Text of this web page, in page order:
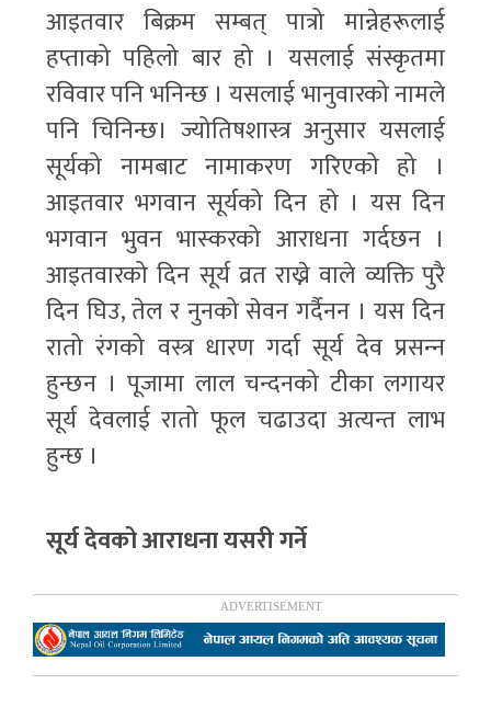
आइतवार बिक्रम सम्बत् पात्रो मान्नेहरूलाई
हप्ताको पहिलो बार हो । यसलाई संस्कृतमा
रविवार पनि भनिन्छ । यसलाई भानुवारको नामले
पनि चिनिन्छ। ज्योतिषशास्त्र अनुसार यसलाई
सूर्यको नामबाट नामाकरण गरिएको हो ।
आइतवार भगवान सूर्यको दिन हो । यस दिन
भगवान भुवन भास्‍करको आराधना गर्दछन ।
आइतवारको दिन सूर्य व्रत राख्ने वाले व्यक्ति पुरै
दिन घिउ, तेल र नुनको सेवन गर्दैनन । यस दिन
रातो रंगको वस्त्र धारण गर्दा सूर्य देव प्रसन्‍न
हुन्छन । पूजामा लाल चन्दनको टीका लगायर
सूर्य देवलाई रातो फूल चढाउदा अत्यन्त लाभ
हुन्छ ।
सूर्य देवको आराधना यसरी गर्ने